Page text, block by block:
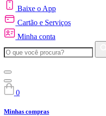
Baixe o App
Cartão e Serviços
Minha conta
0
Minhas compras